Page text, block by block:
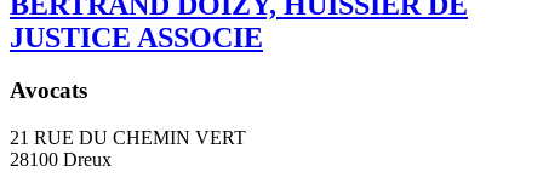
JUSTICE ASSOCIE
Avocats
21 RUE DU CHEMIN VERT
28100 Dreux